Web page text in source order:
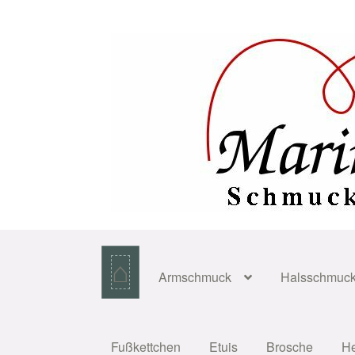
⌂ Armschmuck
Fußkettchen Etuis Brosche